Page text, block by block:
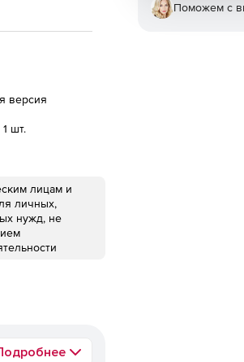
версия
шт.
лицам и
личных,
нужд, не
Поможем с